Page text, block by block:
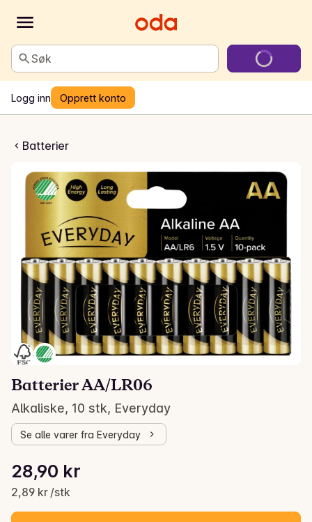
Søk
Logg inn Opprett konto
Batterier
AA/LR06
Batterier AA/LR06
Alkaliske, 10 stk, Everyday
Se alle varer fra Everyday
Gjeldende pris er: 28,90 kr
28,90 kr
2,89 kr /stk
Stykkpris: 2,89 kr /stk